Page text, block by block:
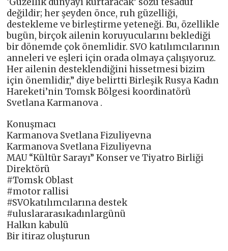
değildir; her şeyden önce, ruh güzelliği,
destekleme ve birleştirme yeteneği. Bu, özellikle
bugün, birçok ailenin koruyucularını beklediği
bir dönemde çok önemlidir. SVO katılımcılarının
anneleri ve eşleri için orada olmaya çalışıyoruz.
Her ailenin desteklendiğini hissetmesi bizim
için önemlidir,” diye belirtti Birleşik Rusya Kadın
Hareketi’nin Tomsk Bölgesi koordinatörü
Svetlana Karmanova .
Konuşmacı
Karmanova Svetlana Fizuliyevna
Karmanova Svetlana Fizuliyevna
MAU “Kültür Sarayı” Konser ve Tiyatro Birliği
Direktörü
#Tomsk Oblast
#motor rallisi
#SVOkatılımcılarına destek
#uluslararasıkadınlargünü
Halkın kabulü
Bir itiraz oluşturun